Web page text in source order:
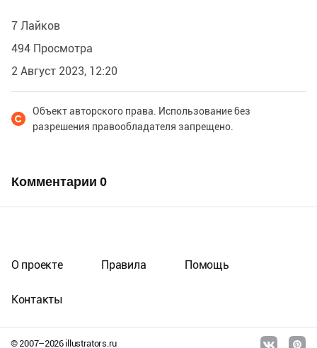
7 Лайков
494 Просмотра
2 Август 2023, 12:20
Объект авторского права. Использование без
разрешения правообладателя запрещено.
Комментарии 0
© 2007–2026illustrators.ru
О проекте Правила Помощь
Контакты